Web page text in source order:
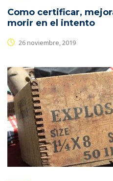
Como certificar,
morir en el intento
26 noviembre, 2019